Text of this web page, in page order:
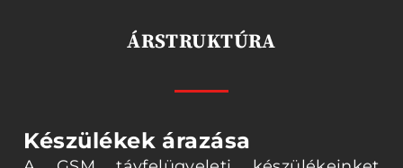
ÁRSTRUKTÚRA
Készülékek árazása